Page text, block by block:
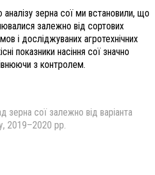
аналізу зерна сої ми встановили, що
залежно від сортових
і досліджуваних агротехнічних
показники насіння сої значно
з контролем.
зерна сої залежно від варіанта
2019–2020 рр.